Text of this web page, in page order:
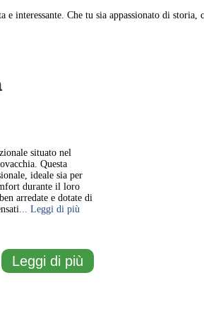
Che tu sia appassionato di storia,
situato nel
Questa
ideale sia per
durante il loro
arredate e dotate di
... Leggi di più
Leggi di più